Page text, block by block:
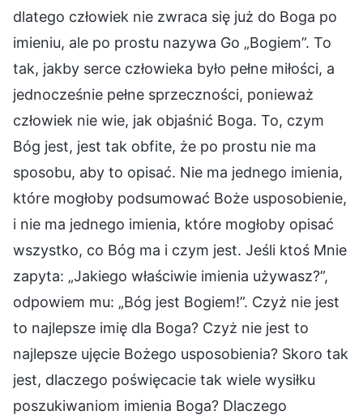
dlatego człowiek nie zwraca się już do Boga po
imieniu, ale po prostu nazywa Go „Bogiem”. To
tak, jakby serce człowieka było pełne miłości, a
jednocześnie pełne sprzeczności, ponieważ
człowiek nie wie, jak objaśnić Boga. To, czym
Bóg jest, jest tak obfite, że po prostu nie ma
sposobu, aby to opisać. Nie ma jednego imienia,
które mogłoby podsumować Boże usposobienie,
i nie ma jednego imienia, które mogłoby opisać
wszystko, co Bóg ma i czym jest. Jeśli ktoś Mnie
zapyta: „Jakiego właściwie imienia używasz?”,
odpowiem mu: „Bóg jest Bogiem!”. Czyż nie jest
to najlepsze imię dla Boga? Czyż nie jest to
najlepsze ujęcie Bożego usposobienia? Skoro tak
jest, dlaczego poświęcacie tak wiele wysiłku
poszukiwaniom imienia Boga? Dlaczego